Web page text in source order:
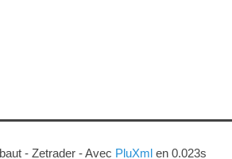
- Zetrader - Avec PluXmlen 0.023s